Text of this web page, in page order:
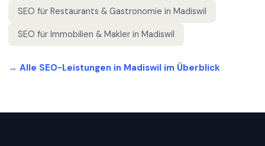
SEO für Restaurants & Gastronomie in Madiswil
SEO für Immobilien & Makler in Madiswil
→ Alle SEO-Leistungen in Madiswil im Überblick